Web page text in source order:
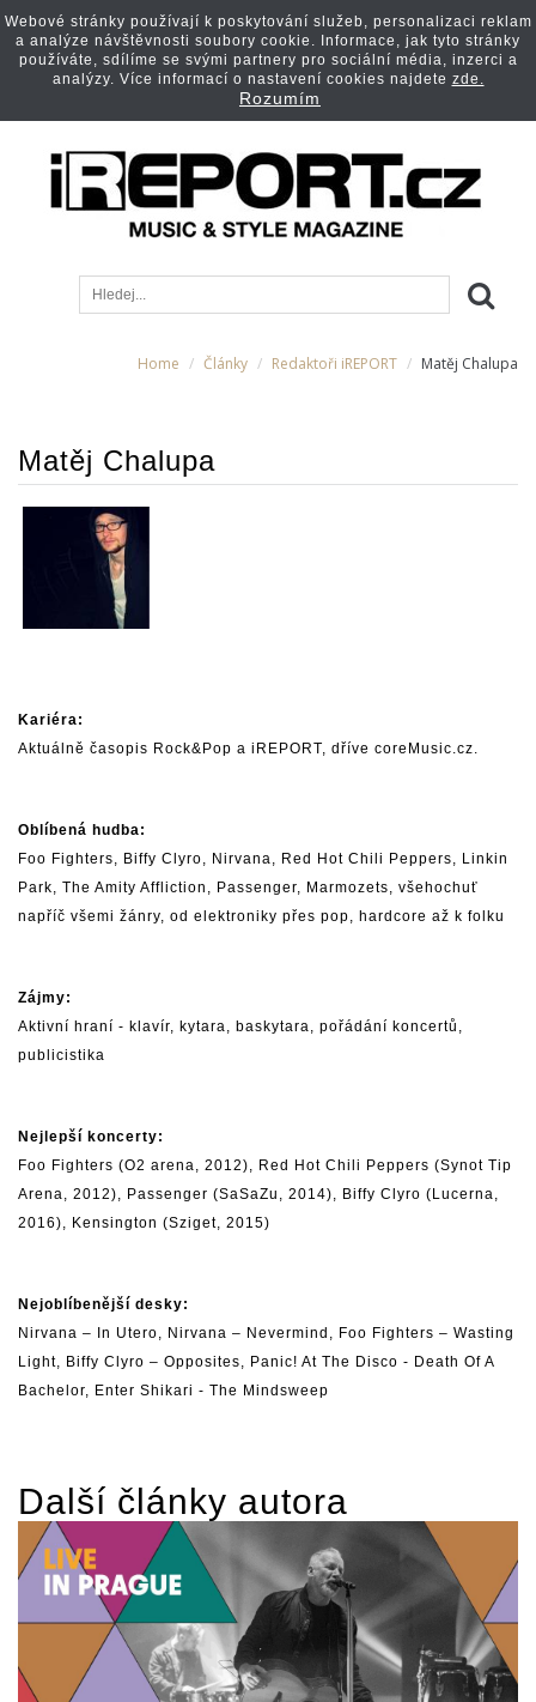
Home Články Redaktoři iREPORT Matěj Chalupa
Matěj Chalupa
Kariéra:
Aktuálně časopis Rock&Pop a iREPORT, dříve coreMusic.cz.
Oblíbená hudba:
Foo Fighters, Biffy Clyro, Nirvana, Red Hot Chili Peppers, Linkin
Park, The Amity Affliction, Passenger, Marmozets, všehochuť
napříč všemi žánry, od elektroniky přes pop, hardcore až k folku
Zájmy:
Aktivní hraní - klavír, kytara, baskytara, pořádání koncertů,
publicistika
Nejlepší koncerty:
Foo Fighters (O2 arena, 2012), Red Hot Chili Peppers (Synot Tip
Arena, 2012), Passenger (SaSaZu, 2014), Biffy Clyro (Lucerna,
2016), Kensington (Sziget, 2015)
Nejoblíbenější desky:
Nirvana – In Utero, Nirvana – Nevermind, Foo Fighters – Wasting
Light, Biffy Clyro – Opposites, Panic! At The Disco - Death Of A
Bachelor, Enter Shikari - The Mindsweep
Další články autora
Webové stránky používají k poskytování služeb, personalizaci reklam
a analýze návštěvnosti soubory cookie. Informace, jak tyto stránky
používáte, sdílíme se svými partnery pro sociální média, inzerci a
analýzy. Více informací o nastavení cookies najdete zde.
Rozumím